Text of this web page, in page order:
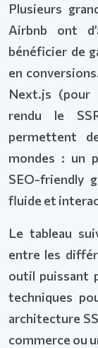
Plusieurs
Airbnb ont
bénéficier de
en
Next.js (pour
rendu le
permettent
mondes : un
SEO-friendly
fluide et
Le tableau
entre les
outil puissant
techniques
architecture
commerce ou